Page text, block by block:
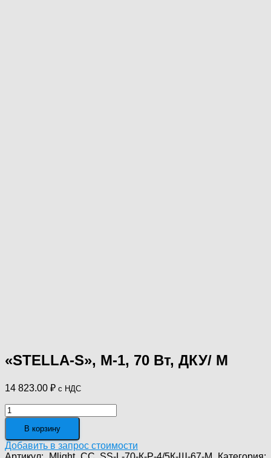
«STELLA-S», М-1, 70 Вт, ДКУ/ M
14 823.00 ₽ с НДС
Количество
товара
"STELLA-
S",
М-1,
В корзину
Добавить в запрос стоимости